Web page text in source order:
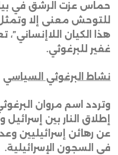
حماس عزت الرشق في
للتوحش معنى إلا
هذا الكيان
غفير للبرغوثي.
نشاط البرغوثي السياسي
وتردد اسم مروان
إطلاق النار بين
عن رهائن إسرائيليين
في السجون الإسرائيلية.